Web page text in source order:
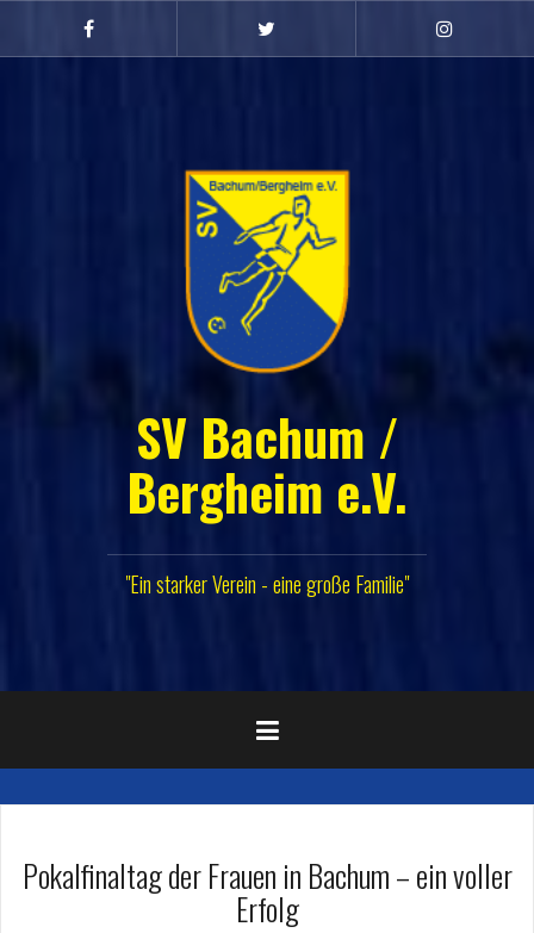
springen
Facebook
Instagram
(Damen)
SV Bachum /
Bergheim e.V.
"Ein starker Verein - eine große Familie"
Pokalfinaltag der Frauen in Bachum – ein voller
Erfolg